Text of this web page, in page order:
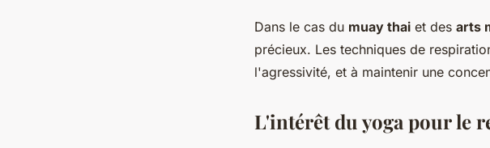
Dans le cas du muay thai et des arts
précieux. Les techniques de
l'agressivité, et à maintenir une
L'intérêt du yoga pour le